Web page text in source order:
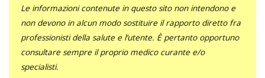
Le informazioni contenute in questo sito non intendono e
non devono in alcun modo sostituire il rapporto diretto fra
professionisti della salute e l’utente. È pertanto opportuno
consultare sempre il proprio medico curante e/o
specialisti.